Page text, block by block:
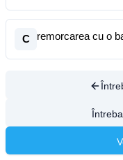
C remorcarea cu o